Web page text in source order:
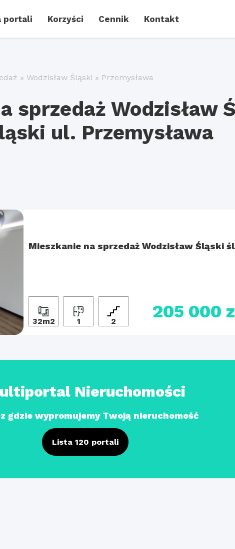
portali Korzyści Cennik Kontakt
» Wodzisław Śląski » Przemysława
sprzedaż Wodzisław
ul. Przemysława
Mieszkanie na sprzedaż Wodzisław Śląski
32m2 1 2 205 000
Nieruchomości
gdzie wypromujemy Twoją nieruchomość
Lista 120 portali